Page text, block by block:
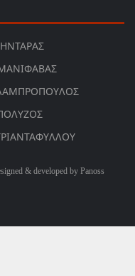
& developed by Panoss